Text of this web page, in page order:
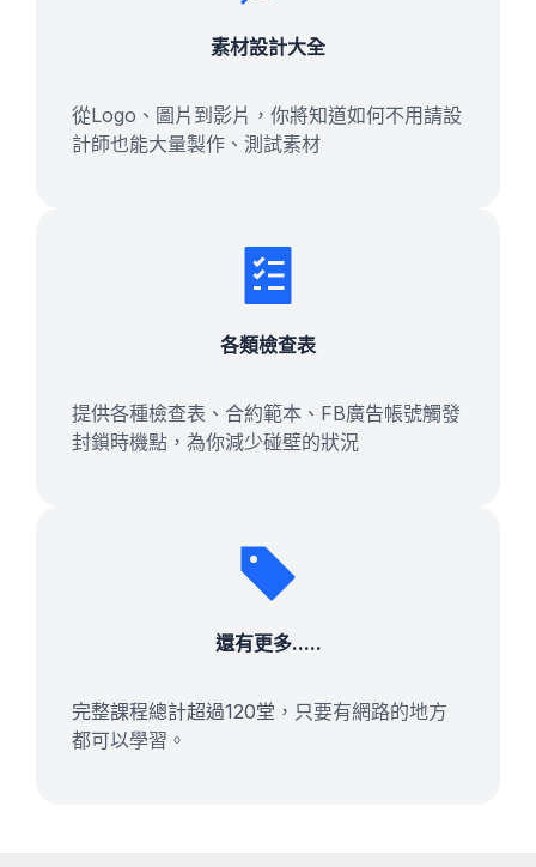
素材設計大全
從Logo、圖片到影片，你將知道如何不用請設
計師也能大量製作、測試素材
各類檢查表
提供各種檢查表、合約範本、FB廣告帳號觸發
封鎖時機點，為你減少碰壁的狀況
還有更多.....
完整課程總計超過120堂 ，只要有網路的地方
都可以學習。